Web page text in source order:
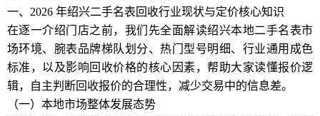
一、2026 年绍兴二手名表回收行业现状与定价核心知识
在逐一介绍门店之前，我们先全面解读绍兴本地二手名表市
场环境、腕表品牌梯队划分、热门型号明细、行业通用成色
标准，以及影响回收价格的核心因素，帮助大家读懂报价逻
辑，自主判断回收报价的合理性，减少交易中的信息差。
（一）本地市场整体发展态势